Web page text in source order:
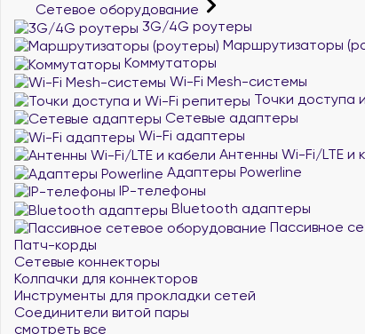
Сетевое оборудование
3G/4G роутеры
Маршрутизаторы
Коммутаторы
Wi-Fi Mesh-системы
Точки доступа
Сетевые адаптеры
Wi-Fi адаптеры
Антенны Wi-Fi/LTE и
Адаптеры Powerline
IP-телефоны
Bluetooth адаптеры
Пассивное
Патч-корды
Сетевые коннекторы
Колпачки для коннекторов
Инструменты для прокладки сетей
Соединители витой пары
смотреть все